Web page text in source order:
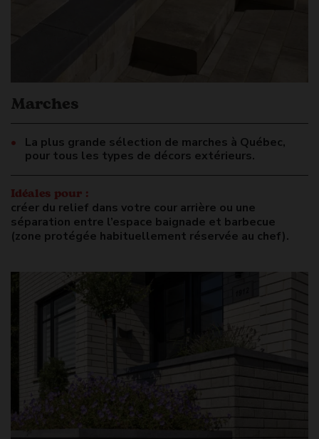
Marches
La plus grande sélection de marches à Québec,
pour tous les types de décors extérieurs.
Idéales pour :
créer du relief dans votre cour arrière ou une
séparation entre l’espace baignade et barbecue
(zone protégée habituellement réservée au chef).